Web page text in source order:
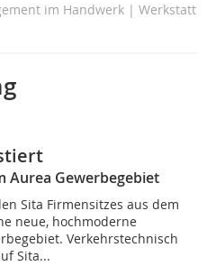
im Handwerk | Werkstatt
Aurea Gewerbegebiet
Sita Firmensitzes aus dem
neue, hochmoderne
Verkehrstechnisch
Sita...